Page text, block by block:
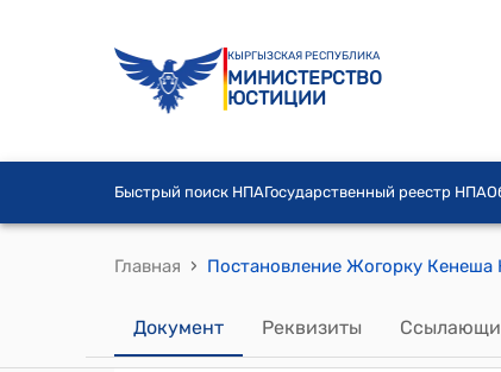
КЫРГЫЗСКАЯ РЕСПУБЛИКА
МИНИСТЕРСТВО
ЮСТИЦИИ
Быстрый поиск НПАГосударственный реестр НПА
Главная ›
Документ Реквизиты